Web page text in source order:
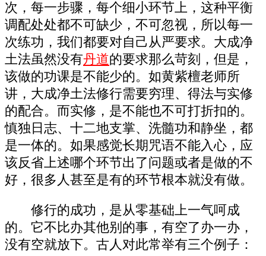
次，每一步骤，每个细小环节上，这种平衡
调配处处都不可缺少，不可忽视，所以每一
次练功，我们都要对自己从严要求。大成净
土法虽然没有丹道的要求那么苛刻，但是，
该做的功课是不能少的。如黄紫檀老师所
讲，大成净土法修行需要穷理、得法与实修
的配合。而实修，是不能也不可打折扣的。
慎独日志、十二地支掌、洗髓功和静坐，都
是一体的。如果感觉长期咒语不能入心，应
该反省上述哪个环节出了问题或者是做的不
好，很多人甚至是有的环节根本就没有做。
修行的成功，是从零基础上一气呵成
的。它不比办其他别的事，有空了办一办，
没有空就放下。古人对此常举有三个例子：